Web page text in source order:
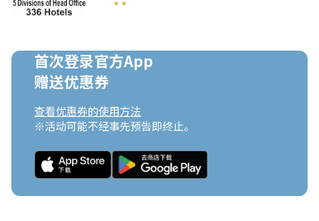
首次登录官方App
赠送优惠券
查看优惠券的使用方法
※活动可能不经事先预告即终止。